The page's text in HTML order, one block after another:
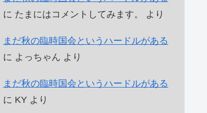
に たまにはコメントしてみます。 より
まだ秋の臨時国会というハードルがある
に よっちゃん より
まだ秋の臨時国会というハードルがある
に KY より